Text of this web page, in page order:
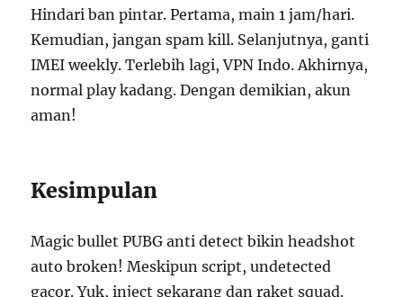
Hindari ban pintar. Pertama, main 1 jam/hari.
Kemudian, jangan spam kill. Selanjutnya, ganti
IMEI weekly. Terlebih lagi, VPN Indo. Akhirnya,
normal play kadang. Dengan demikian, akun
aman!
Kesimpulan
Magic bullet PUBG anti detect bikin headshot
auto broken! Meskipun script, undetected
gacor. Yuk, inject sekarang dan raket squad.